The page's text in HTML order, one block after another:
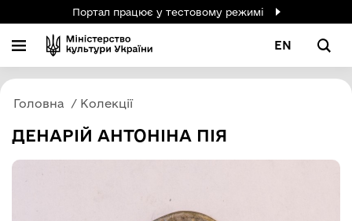
Портал працює у тестовому режимі
EN
Головна Колекції
ДЕНАРІЙ АНТОНІНА ПІЯ